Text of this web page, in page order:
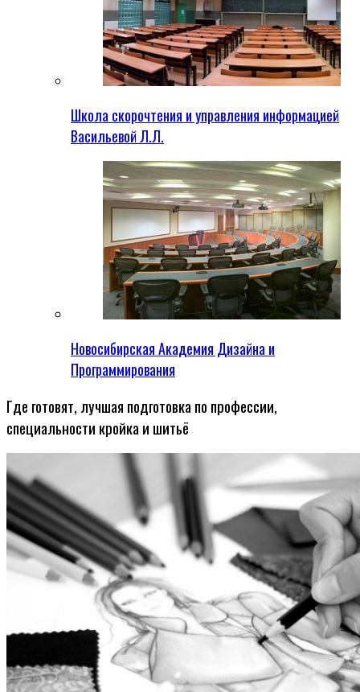
Школа скорочтения и управления информацией
Васильевой Л.Л.
Новосибирская Академия Дизайна и
Программирования
Где готовят, лучшая подготовка по профессии,
специальности кройка и шитьё